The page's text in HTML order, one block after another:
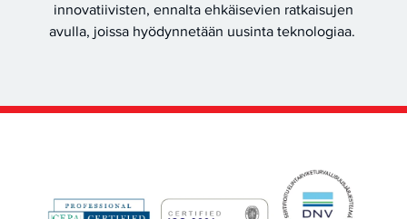
innovatiivisten, ennalta ehkäisevien ratkaisujen
avulla, joissa hyödynnetään uusinta teknologiaa.